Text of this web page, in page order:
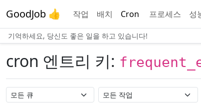
GoodJob 👍 작업 배치 Cron 프로세스 성
기억하세요, 당신도 좋은 일을 하고 있습니다!
cron 엔트리 키:
큐 이름 작업 이름